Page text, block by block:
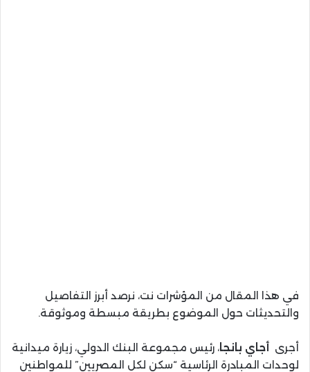
في هذا المقال من المؤشرات نت، نرصد أبرز التفاصيل
والتحديثات حول الموضوع بطريقة مبسطة وموثوقة.
أجرى أجاي بانجا، رئيس مجموعة البنك الدولي، زيارة ميدانية
لوحدات المبادرة الرئاسية “سكن لكل المصريين” للمواطنين